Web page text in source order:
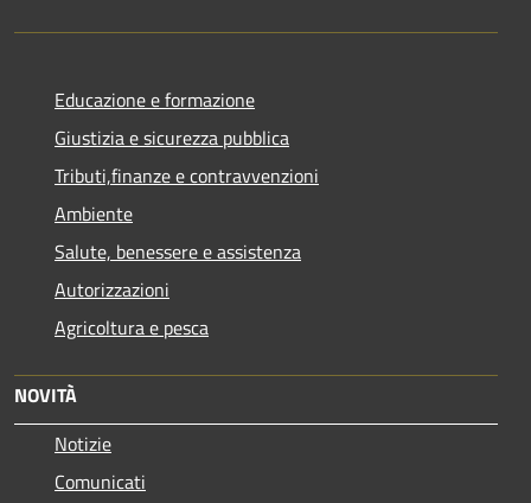
Educazione e formazione
Giustizia e sicurezza pubblica
Tributi,finanze e contravvenzioni
Ambiente
Salute, benessere e assistenza
Autorizzazioni
Agricoltura e pesca
NOVITÀ
Notizie
Comunicati